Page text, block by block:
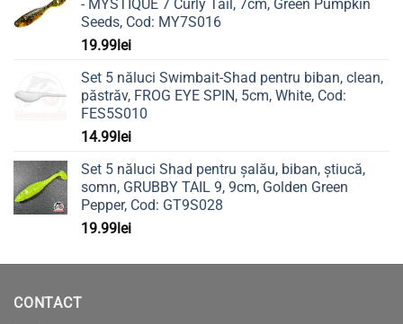
- MYSTIQUE 7 Curly Tail, 7cm, Green Pumpkin
Seeds, Cod: MY7S016
19.99lei
Set 5 năluci Swimbait-Shad pentru biban, clean,
păstrăv, FROG EYE SPIN, 5cm, White, Cod:
FES5S010
14.99lei
Set 5 năluci Shad pentru șalău, biban, știucă,
somn, GRUBBY TAIL 9, 9cm, Golden Green
Pepper, Cod: GT9S028
19.99lei
CONTACT